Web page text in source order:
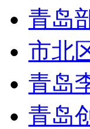
青岛
市北
青岛
青岛